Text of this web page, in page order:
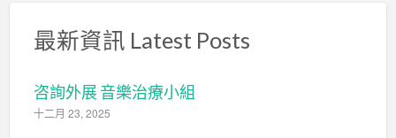
最新資訊 Latest Posts
咨詢外展 音樂治療小組
十二月 23, 2025